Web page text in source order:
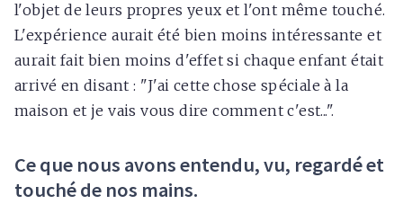
l'objet de leurs propres yeux et l'ont même touché.
L'expérience aurait été bien moins intéressante et
aurait fait bien moins d'effet si chaque enfant était
arrivé en disant : "J'ai cette chose spéciale à la
maison et je vais vous dire comment c'est...".
Ce que nous avons entendu, vu, regardé et
touché de nos mains.